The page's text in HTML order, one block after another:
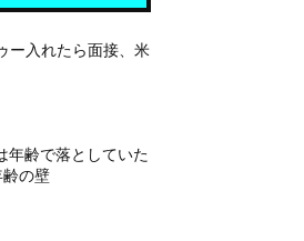
ー入れたら面接、米
年齢で落としていた
の壁